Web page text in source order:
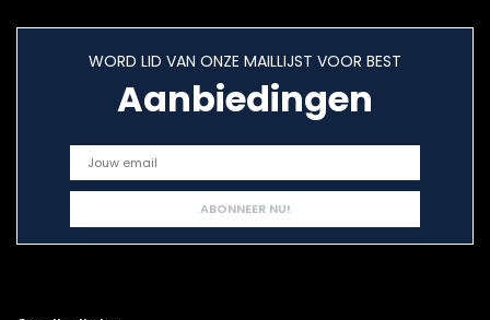
WORD LID VAN ONZE MAILLIJST VOOR BEST
Aanbiedingen